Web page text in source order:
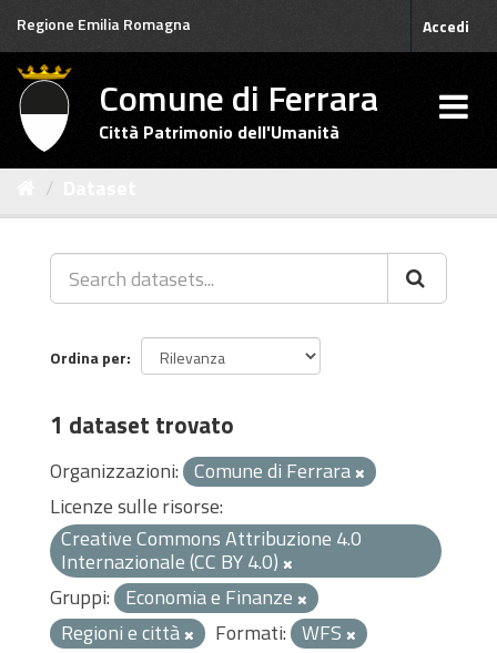
Salta
contenuto
Regione Emilia Romagna Accedi
Comune di Ferrara
Città Patrimonio dell'Umanità
Ordina per
1 dataset trovato
Organizzazioni: Comune di Ferrara
Licenze sulle risorse:
Creative Commons Attribuzione 4.0
Internazionale (CC BY 4.0)
Gruppi: Economia e Finanze
Regioni e città
Formati: WFS